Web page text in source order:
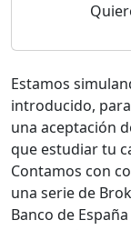
Estamos
introducido,
una aceptación
que estudiar tu
Contamos con
una serie de
Banco de